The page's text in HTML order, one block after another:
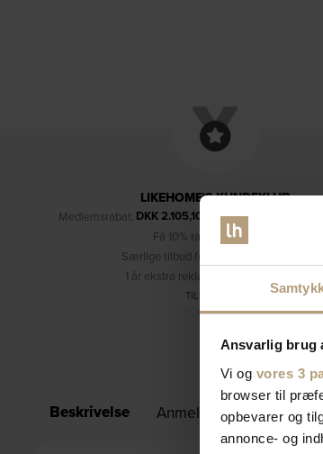
Ansvarlig brug
Vi og vores 3
browser til
opbevarer og
annonce- og
LIKEHOME'S KUNDEKLUB
Medlemsrabat: DKK 2.105,10
– kun for medlemmer
Få 10% rabat på dine køb
Særlige tilbud forbeholdt medlemmer
1 år ekstra reklamationsret (3 år i alt)
TILMELD DIG
Beskrivelse Anmeldelser (0)